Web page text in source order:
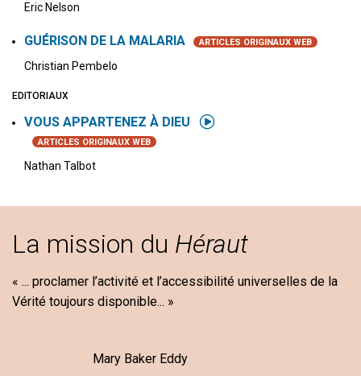
Eric Nelson
GUÉRISON DE LA MALARIA ARTICLES ORIGINAUX WEB
Christian Pembelo
EDITORIAUX
VOUS APPARTENEZ À DIEU
ARTICLES ORIGINAUX WEB
Nathan Talbot
La mission du Héraut
« ... proclamer l’activité et l’accessibilité universelles de la
Vérité toujours disponible... »
Mary Baker Eddy